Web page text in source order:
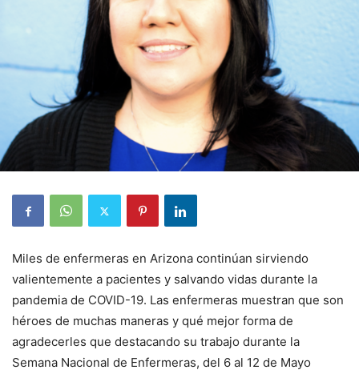
Miles de enfermeras en Arizona continúan sirviendo
valientemente a pacientes y salvando vidas durante la
pandemia de COVID-19. Las enfermeras muestran que son
héroes de muchas maneras y qué mejor forma de
agradecerles que destacando su trabajo durante la
Semana Nacional de Enfermeras, del 6 al 12 de Mayo